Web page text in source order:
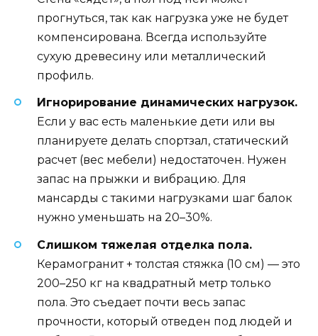
прогнуться, так как нагрузка уже не будет
компенсирована. Всегда используйте
сухую древесину или металлический
профиль.
Игнорирование динамических нагрузок.
Если у вас есть маленькие дети или вы
планируете делать спортзал, статический
расчет (вес мебели) недостаточен. Нужен
запас на прыжки и вибрацию. Для
мансарды с такими нагрузками шаг балок
нужно уменьшать на 20–30%.
Слишком тяжелая отделка пола.
Керамогранит + толстая стяжка (10 см) — это
200–250 кг на квадратный метр только
пола. Это съедает почти весь запас
прочности, который отведен под людей и